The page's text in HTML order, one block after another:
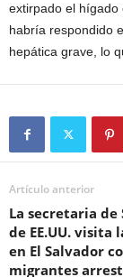
extirpado el hígado
habría respondido
hepática grave, lo
Artículo anterior
La secretaria de
de EE.UU. visita
en El Salvador
migrantes